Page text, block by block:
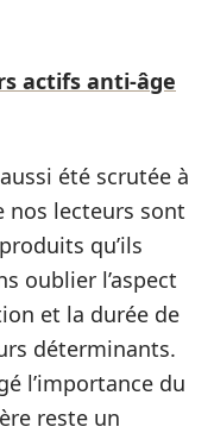
actifs anti-âge
été scrutée à
nos lecteurs sont
qu’ils
oublier l’aspect
et la durée de
déterminants.
l’importance du
reste un